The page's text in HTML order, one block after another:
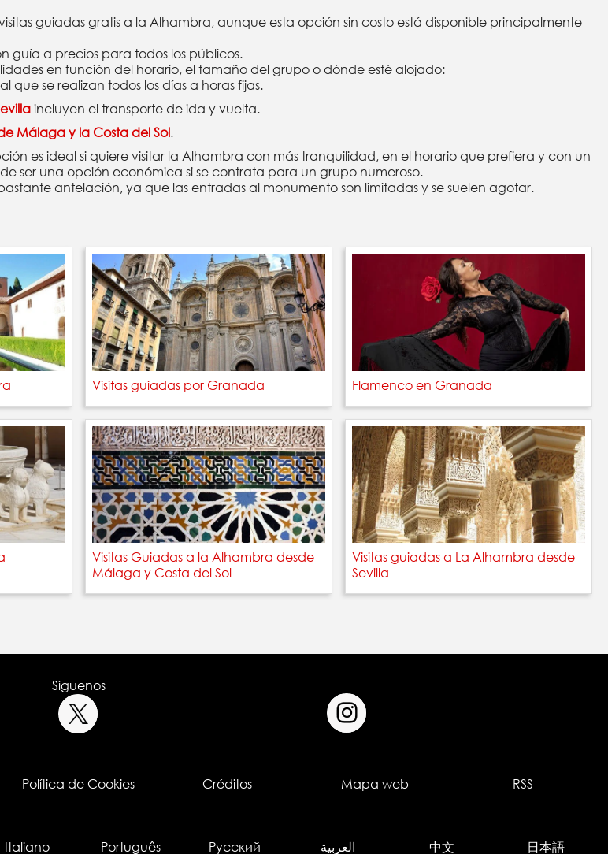
guiadas gratis a la Alhambra, aunque esta opción sin costo está disponible principalmente
guía a precios para todos los públicos.
en función del horario, el tamaño del grupo o dónde esté alojado:
que se realizan todos los días a horas fijas.
incluyen el transporte de ida y vuelta.
Málaga y la Costa del Sol.
es ideal si quiere visitar la Alhambra con más tranquilidad, en el horario que prefiera y con un
ser una opción económica si se contrata para un grupo numeroso.
antelación, ya que las entradas al monumento son limitadas y se suelen agotar.
Visitas guiadas por Granada Flamenco en Granada
Visitas Guiadas a la Alhambra desde
Málaga y Costa del Sol
Visitas guiadas a La Alhambra desde
Sevilla
Síguenos
Política de Cookies Créditos Mapa web RSS
Italiano Português Русский العربية 中文 日本語